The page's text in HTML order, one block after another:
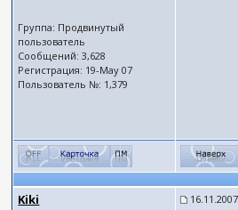
Группа: Продвинутый
пользователь
Сообщений: 3,628
Регистрация: 19-May 07
Пользователь №: 1,379
Kiki